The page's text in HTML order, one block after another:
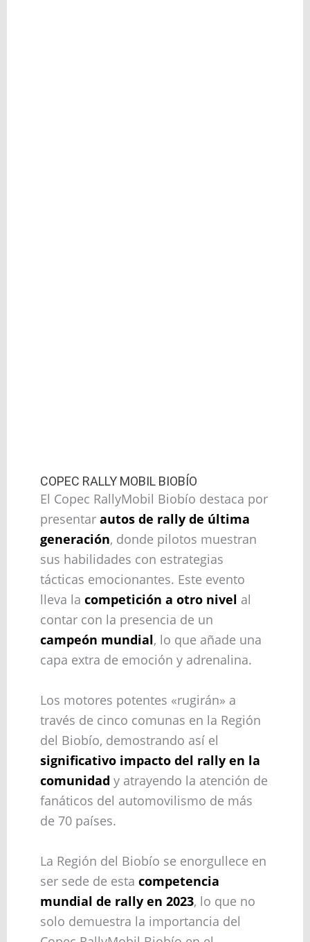
COPEC RALLY MOBIL BIOBÍO
El Copec RallyMobil Biobío destaca por
presentar autos de rally de última
generación, donde pilotos muestran
sus habilidades con estrategias
tácticas emocionantes. Este evento
lleva la competición a otro nivel al
contar con la presencia de un
campeón mundial, lo que añade una
capa extra de emoción y adrenalina.
Los motores potentes «rugirán» a
través de cinco comunas en la Región
del Biobío, demostrando así el
significativo impacto del rally en la
comunidad y atrayendo la atención de
fanáticos del automovilismo de más
de 70 países.
La Región del Biobío se enorgullece en
ser sede de esta competencia
mundial de rally en 2023, lo que no
solo demuestra la importancia del